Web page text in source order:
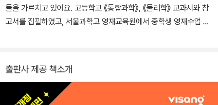
들을 가르치고 있어요. 고등학교 《통합과학》, 《물리학》 교과서와 참
고서를 집필하였고, 서울과학고 영재교육원에서 중학생 영재수업 강
출판사 제공 책소개